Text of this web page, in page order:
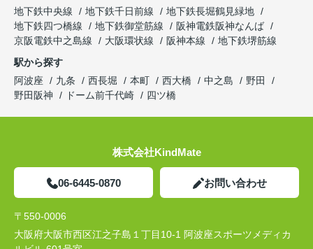
地下鉄中央線
地下鉄千日前線
地下鉄長堀鶴見緑地
地下鉄四つ橋線
地下鉄御堂筋線
阪神電鉄阪神なんば
京阪電鉄中之島線
大阪環状線 阪神本線
地下鉄堺筋線
駅から探す
阿波座
九条 西長堀 本町 西大橋 中之島
野田
野田阪神
ドーム前千代崎 四ツ橋
株式会社KindMate
06-6445-0870 お問い合わせ
〒550-0006
大阪府大阪市西区江之子島１丁目10-1 阿波座スポーツメディカ